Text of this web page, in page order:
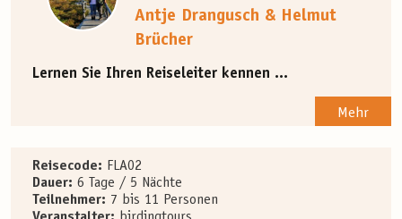
Antje Drangusch & Helmut
Brücher
Lernen Sie Ihren Reiseleiter kennen ...
Mehr
Reisecode: FLA02
Dauer: 6 Tage / 5 Nächte
Teilnehmer: 7 bis 11 Personen